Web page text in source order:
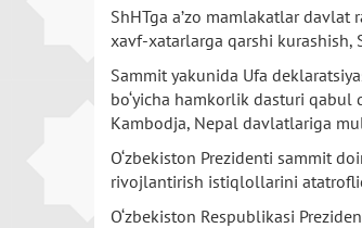
ShHTga a’zo mamlakatlar
xavf-xatarlarga qarshi kurashish,
Sammit yakunida Ufa
bo‘yicha hamkorlik dasturi
Kambodja, Nepal davlatlariga
O‘zbekiston Prezidenti sammit
rivojlantirish istiqlollarini
O‘zbekiston Respublikasi